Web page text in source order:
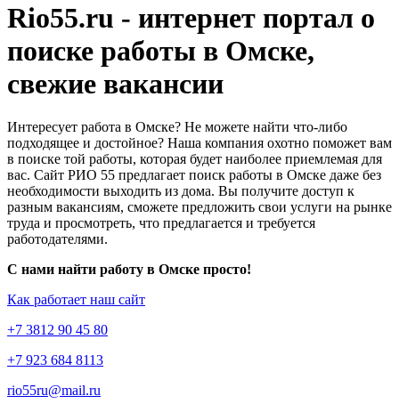
Rio55.ru - интернет портал о
поиске работы в Омске,
свежие вакансии
Интересует работа в Омске? Не можете найти что-либо
подходящее и достойное? Наша компания охотно поможет вам
в поиске той работы, которая будет наиболее приемлемая для
вас. Сайт РИО 55 предлагает поиск работы в Омске даже без
необходимости выходить из дома. Вы получите доступ к
разным вакансиям, сможете предложить свои услуги на рынке
труда и просмотреть, что предлагается и требуется
работодателями.
С нами найти работу в Омске просто!
Как работает наш сайт
+7 3812 90 45 80
+7 923 684 8113
rio55ru@mail.ru